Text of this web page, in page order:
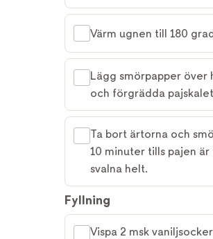
Värm ugnen till 180
Lägg smörpapper
och förgrädda
Ta bort ärtorna och
10 minuter tills pajen
svalna helt.
Fyllning
Vispa 2 msk